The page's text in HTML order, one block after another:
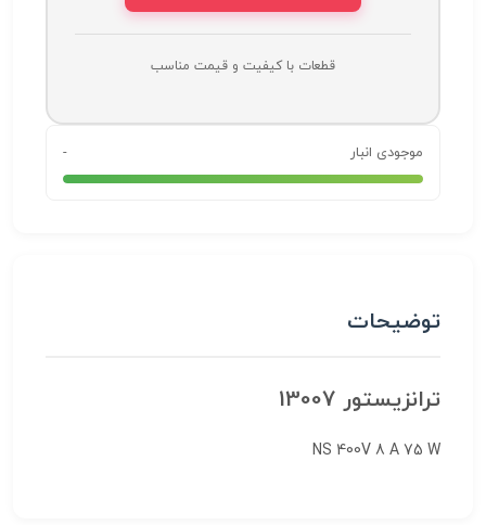
قطعات با کیفیت و قیمت مناسب
موجودی انبار -
توضیحات
ترانزیستور 13007
NS 400V 8 A 75 W